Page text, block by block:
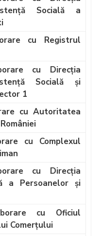
Socială a
cu Registrul
cu Direcția
Socială și
1
cu Autoritatea
cu Complexul
cu Direcţia
a Persoanelor şi
cu Oficiul
Comerțului